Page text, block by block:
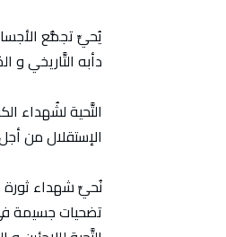
يُحيِّ تجمُّع
دأبه التَّاريخي و
التَّحية لشُهداء
الإستقلال من
تضحيات جسيمة